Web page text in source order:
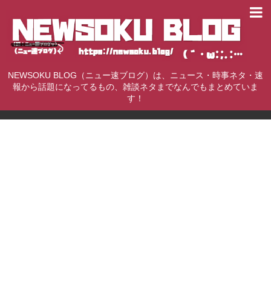
NEWSOKU BLOG（ニュー速ブログ）は、ニュース・時事ネタ・速
報から話題になってるもの、雑談ネタまでなんでもまとめていま
す！